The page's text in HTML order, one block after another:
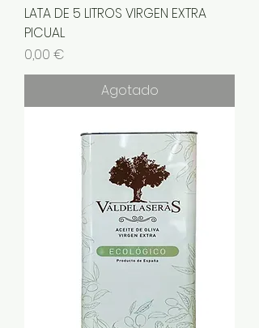
LATA DE 5 LITROS VIRGEN EXTRA
PICUAL
Precio
0,00 €
Agotado